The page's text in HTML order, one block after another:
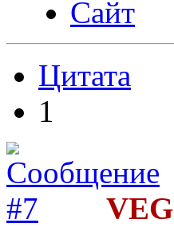
Сайт
Цитата
1
VEG